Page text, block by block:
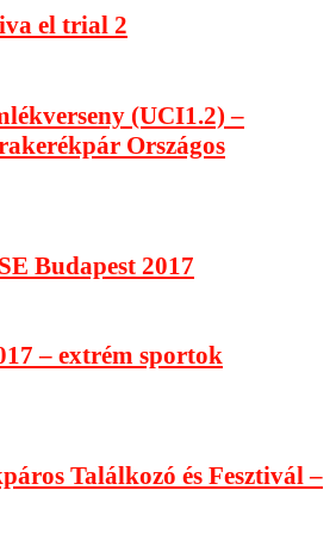
el trial 2
(UCI1.2) –
Országos
Budapest 2017
– extrém sportok
Találkozó és Fesztivál –